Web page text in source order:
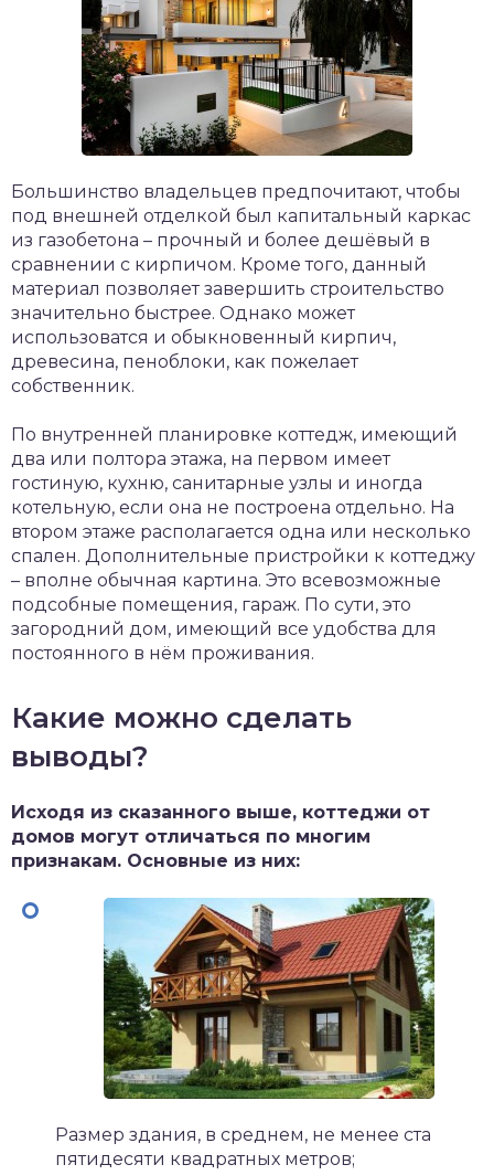
Большинство владельцев предпочитают, чтобы
под внешней отделкой был капитальный каркас
из газобетона – прочный и более дешёвый в
сравнении с кирпичом. Кроме того, данный
материал позволяет завершить строительство
значительно быстрее. Однако может
использоватся и обыкновенный кирпич,
древесина, пеноблоки, как пожелает
собственник.
По внутренней планировке коттедж, имеющий
два или полтора этажа, на первом имеет
гостиную, кухню, санитарные узлы и иногда
котельную, если она не построена отдельно. На
втором этаже располагается одна или несколько
спален. Дополнительные пристройки к коттеджу
– вполне обычная картина. Это всевозможные
подсобные помещения, гараж. По сути, это
загородний дом, имеющий все удобства для
постоянного в нём проживания.
Какие можно сделать
выводы?
Исходя из сказанного выше, коттеджи от
домов могут отличаться по многим
признакам. Основные из них:
Размер здания, в среднем, не менее ста
пятидесяти квадратных метров;